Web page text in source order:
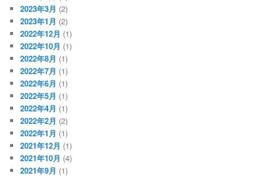
2023年3月 (2)
2023年1月 (2)
2022年12月 (1)
2022年10月 (1)
2022年8月 (1)
2022年7月 (1)
2022年6月 (1)
2022年5月 (1)
2022年4月 (1)
2022年2月 (2)
2022年1月 (1)
2021年12月 (1)
2021年10月 (4)
2021年9月 (1)